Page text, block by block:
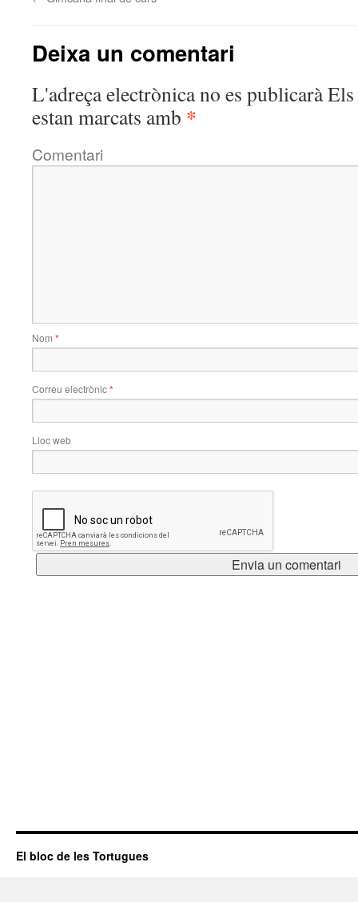
Deixa un comentari
L'adreça electrònica no es publicaràEls
estan marcats amb *
Comentari
Nom *
Correu electrònic*
Lloc web
El bloc de les Tortugues